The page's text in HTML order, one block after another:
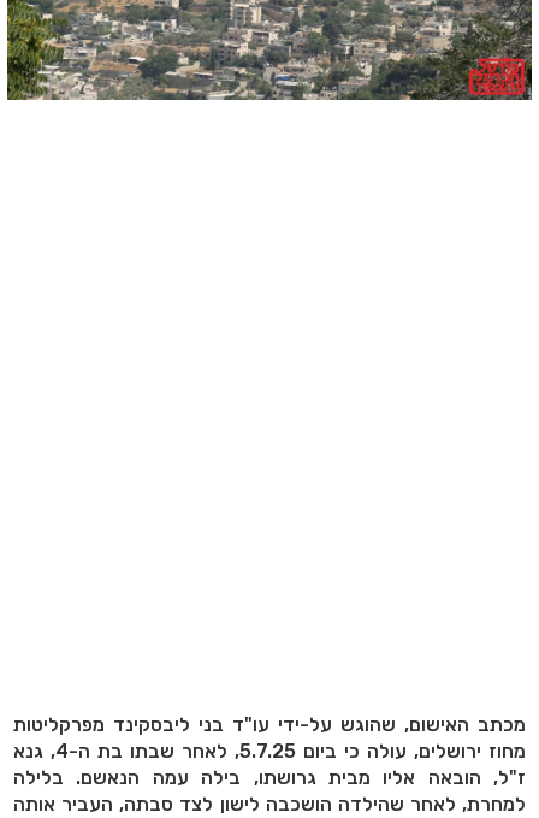
מכתב האישום, שהוגש על-ידי עו"ד בני ליבסקינד מפרקליטות
מחוז ירושלים, עולה כי ביום 5.7.25, לאחר שבתו בת ה-4, גנא
ז"ל, הובאה אליו מבית גרושתו, בילה עמה הנאשם. בלילה
למחרת, לאחר שהילדה הושכבה לישון לצד סבתה, העביר אותה